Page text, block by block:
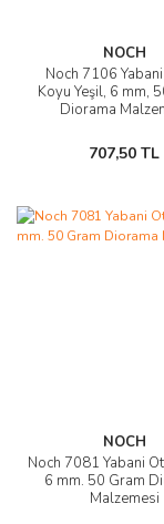
NOCH
Noch 7106
Koyu Yeşil, 6 mm,
Diorama
707,50 TL
NOCH
Noch 7081 Yabani
6 mm. 50 Gram
Malzemesi